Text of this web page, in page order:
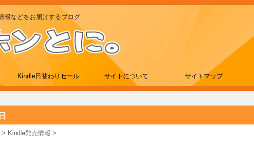
報などをお届けするブログ
Kindle日替わりセール サイトについて サイトマップ
> Kindle発売情報 >